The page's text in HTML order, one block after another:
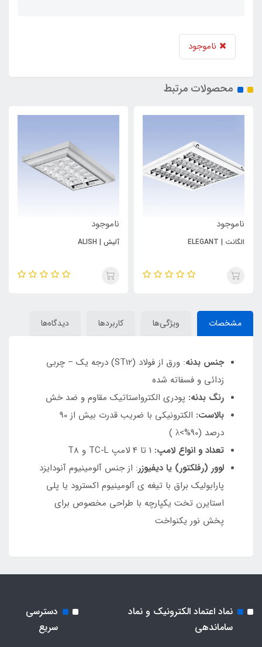
ناموجود
محصولات مرتبط
ناموجود
الگانت | ELEGANT
ناموجود
آلیش | ALISH
مشخصات ویژگی‌ها کاربردها دیدگاه‌ها
جنس بدنه
: ورق از فولاد (ST12) درجه یک – چربی
زدائی و فسفاته شده
رنگ بدنه: پودری الکترواستاتیک مقاوم و ضد خش
بالاست:
الکترونیکی با ضریب قدرت بیش از 90
درصد (90%>λ )
تعداد و انواع لامپ: 1 تا 4 لامپ TC-L و T8
لوور (رفلکتور) یا دیفیوزر: از جنس آلومینیوم آنودایزد
پارابولیک براق با تیغه ی آلومینیوم اکسترود یا پلی
استایرن تخت یکپارچه با طراحی مخصوص برای
پخش نور یکنواخت
نماد اعتماد الکترونیک و نماد
ساماندهی
دسترسی
سریع